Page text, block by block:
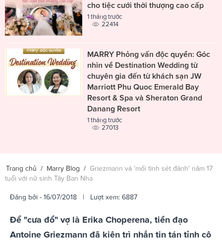
cho tiệc cưới thời thượng cao cấp
1 tháng trước
22414
MARRY Phỏng vấn độc quyền: Góc
nhìn về Destination Wedding từ
chuyên gia đến từ khách sạn JW
Marriott Phu Quoc Emerald Bay
Resort & Spa và Sheraton Grand
Danang Resort
1 tháng trước
27013
Trang chủ / Marry Blog / Griezmann và 'mối tình sét đánh' năm 17
tuổi với nữ sinh Tây Ban Nha
Đăng bởi - 16/07/2018 | Lượt xem: 6887
Để "cưa đổ" vợ là Erika Choperena, tiền đạo
Antoine Griezmann đã kiên trì nhắn tin tán tỉnh cô